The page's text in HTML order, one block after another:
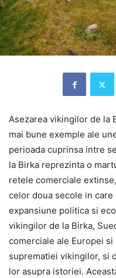
Asezarea vikingilor de la
mai bune exemple ale
perioada cuprinsa intre
la Birka reprezinta o
retele comerciale
celor doua secole in
expansiune politica si
vikingilor de la Birka,
comerciale ale Europei
suprematiei vikingilor, si
lor asupra istoriei.